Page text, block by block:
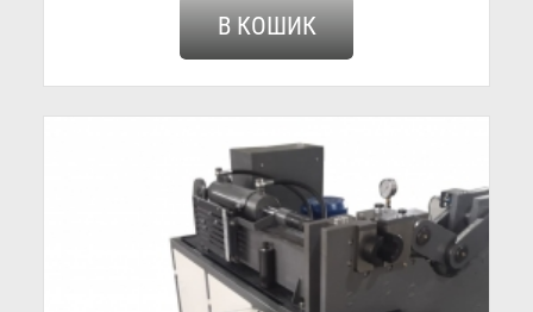
В КОШИК